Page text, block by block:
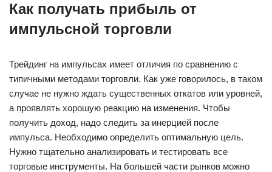
Как получать прибыль от
импульсной торговли
Трейдинг на импульсах имеет отличия по сравнению с
типичными методами торговли. Как уже говорилось, в таком
случае не нужно ждать существенных откатов или уровней,
а проявлять хорошую реакцию на изменения. Чтобы
получить доход, надо следить за инерцией после
импульса. Необходимо определить оптимальную цель.
Нужно тщательно анализировать и тестировать все
торговые инструменты. На большей части рынков можно